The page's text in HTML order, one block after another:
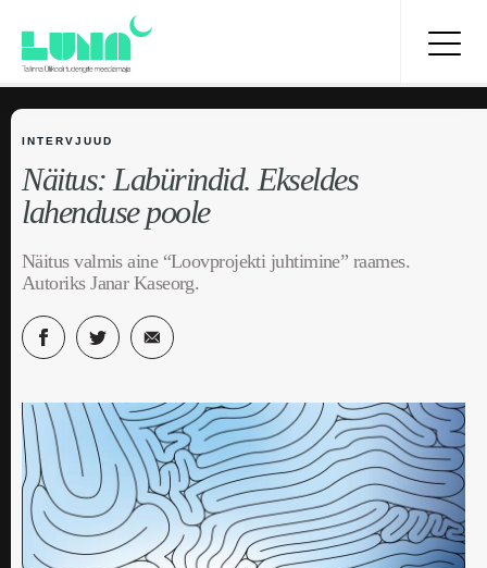
INTERVJUUD
Näitus: Labürindid. Ekseldes
lahenduse poole
Näitus valmis aine “Loovprojekti juhtimine” raames.
Autoriks Janar Kaseorg.